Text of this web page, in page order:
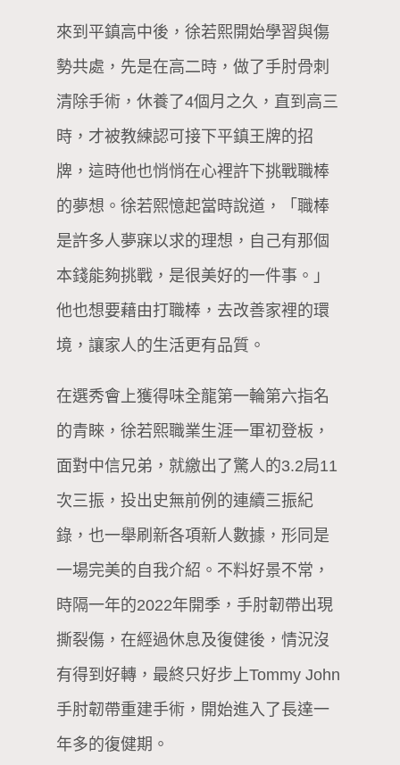
來到平鎮高中後，徐若熙開始學習與傷
勢共處，先是在高二時，做了手肘骨刺
清除手術，休養了4個月之久，直到高三
時，才被教練認可接下平鎮王牌的招
牌，這時他也悄悄在心裡許下挑戰職棒
的夢想。徐若熙憶起當時說道，「職棒
是許多人夢寐以求的理想，自己有那個
本錢能夠挑戰，是很美好的一件事。」
他也想要藉由打職棒，去改善家裡的環
境，讓家人的生活更有品質。
在選秀會上獲得味全龍第一輪第六指名
的青睞，徐若熙職業生涯一軍初登板，
面對中信兄弟，就繳出了驚人的3.2局11
次三振，投出史無前例的連續三振紀
錄，也一舉刷新各項新人數據，形同是
一場完美的自我介紹。不料好景不常，
時隔一年的2022年開季，手肘韌帶出現
撕裂傷，在經過休息及復健後，情況沒
有得到好轉，最終只好步上Tommy John
手肘韌帶重建手術，開始進入了長達一
年多的復健期。